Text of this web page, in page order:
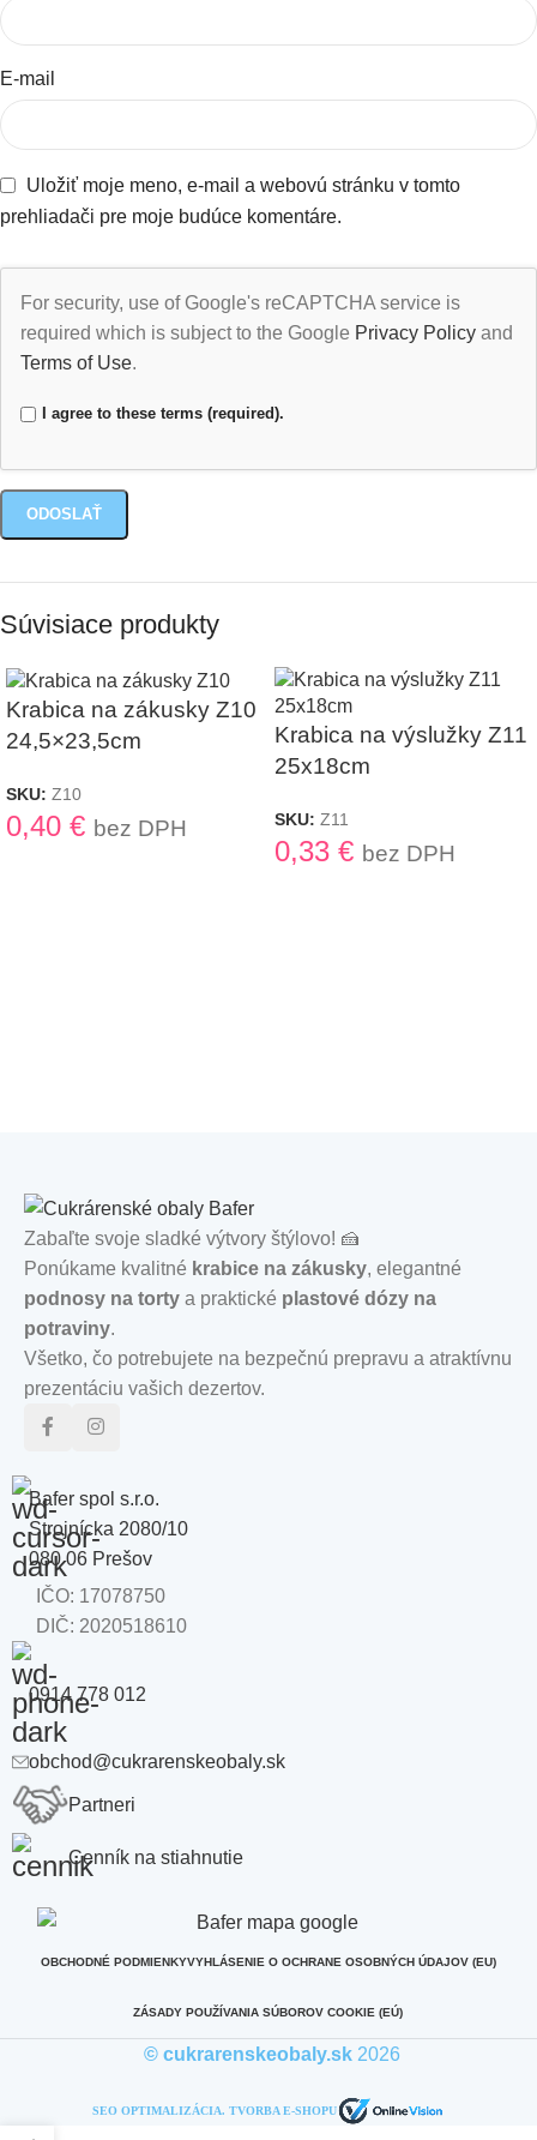
E-mail
Uložiť moje meno, e-mail a webovú stránku v tomto
prehliadači pre moje budúce komentáre.
For security, use of Google's reCAPTCHA service is
required which is subject to the Google Privacy Policy and
Terms of Use.
I agree to these terms (required).
Súvisiace produkty
Krabica na zákusky Z10
24,5×23,5cm
SKU: Z10
0,40 € bez DPH
Krabica na výslužky Z11
25x18cm
SKU: Z11
0,33 € bez DPH
Zabaľte svoje sladké výtvory štýlovo! 🍰
Ponúkame kvalitné krabice na zákusky, elegantné
podnosy na torty a praktické plastové dózy na
potraviny.
Všetko, čo potrebujete na bezpečnú prepravu a atraktívnu
prezentáciu vašich dezertov.
Bafer spol s.r.o.
Strojnícka 2080/10
080 06 Prešov
IČO: 17078750
DIČ: 2020518610
0914 778 012
obchod@cukrarenskeobaly.sk
Partneri
Cenník na stiahnutie
OBCHODNÉ PODMIENKYVYHLÁSENIE O OCHRANE OSOBNÝCH ÚDAJOV (EU)
ZÁSADY POUŽÍVANIA SÚBOROV COOKIE (EÚ)
© cukrarenskeobaly.sk 2026
SEO OPTIMALIZÁCIA. TVORBA E-SHOPU